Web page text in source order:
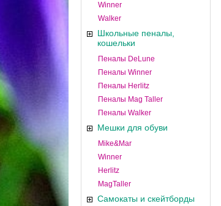
Winner
Walker
Школьные пеналы,
кошельки
Пеналы DeLune
Пеналы Winner
Пеналы Herlitz
Пеналы Mag Taller
Пеналы Walker
Мешки для обуви
Mike&Mar
Winner
Herlitz
MagTaller
Самокаты и скейтборды